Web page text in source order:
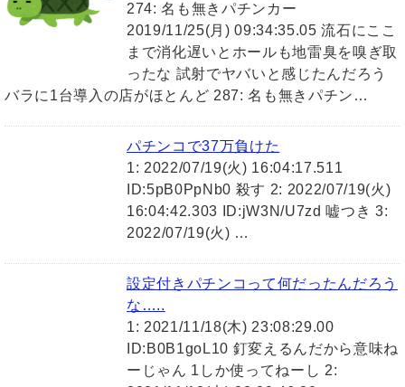
274: 名も無きパチンカー
2019/11/25(月) 09:34:35.05 流石にここ
まで消化遅いとホールも地雷臭を嗅ぎ取
ったな 試射でヤバいと感じたんだろう
バラに1台導入の店がほとんど 287: 名も無きパチン…
パチンコで37万負けた
1: 2022/07/19(火) 16:04:17.511
ID:5pB0PpNb0 殺す 2: 2022/07/19(火)
16:04:42.303 ID:jW3N/U7zd 嘘つき 3:
2022/07/19(火) …
設定付きパチンコって何だったんだろう
な…..
1: 2021/11/18(木) 23:08:29.00
ID:B0B1goL10 釘変えるんだから意味ね
ーじゃん 1しか使ってねーし 2: